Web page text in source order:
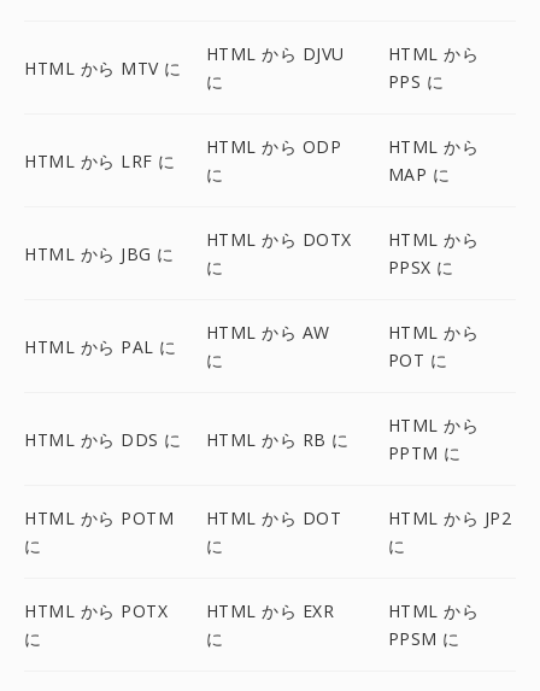
HTML から MTV に
HTML から DJVU
に
HTML から
PPS に
HTML から LRF に
HTML から ODP
に
HTML から
MAP に
HTML から JBG に
HTML から DOTX
に
HTML から
PPSX に
HTML から PAL に
HTML から AW
に
HTML から
POT に
HTML から DDS に HTML から RB に
HTML から
PPTM に
HTML から POTM
に
HTML から DOT
に
HTML から JP2
に
HTML から POTX
に
HTML から EXR
に
HTML から
PPSM に